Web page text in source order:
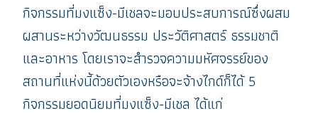
กิจกรรมที่มงแซ็ง-มีเชลจะมอบประสบการณ์ซึ่งผสม
ผสานระหว่างวัฒนธรรม ประวัติศาสตร์ ธรรมชาติ
และอาหาร โดยเราจะสำรวจความมหัศจรรย์ของ
สถานที่แห่งนี้ด้วยตัวเองหรือจะจ้างไกด์ก็ได้ 5
กิจกรรมยอดนิยมที่มงแซ็ง-มีเชล ได้แก่